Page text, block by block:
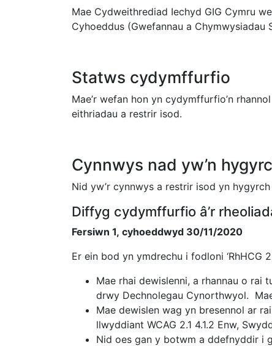
Mae Cydweithrediad Iechyd GIG Cymru
Cyhoeddus (Gwefannau a Chymwysiadau
Statws cydymffurfio
Mae’r wefan hon yn cydymffurfio’n
eithriadau a restrir isod.
Cynnwys nad yw’n
Nid yw’r cynnwys a restrir isod yn
Diffyg cydymffurfio â’r
Fersiwn 1, cyhoeddwyd 30/11/2020
Er ein bod yn ymdrechu i fodloni
Mae rhai dewislenni, a rhannau o
drwy Dechnolegau Cynorthwyol.
Mae dewislen wag yn bresennol ar
llwyddiant WCAG 2.1 4.1.2 Enw,
Nid oes gan y botwm a ddefnyddir i